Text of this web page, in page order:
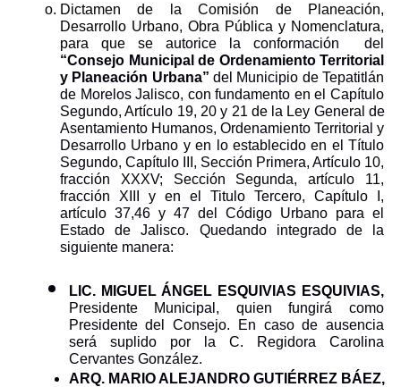
Dictamen de la Comisión de Planeación,
Desarrollo Urbano, Obra Pública y Nomenclatura,
para que se
“Consejo Municipal de Ordenamiento Territorial
y Planeación Urbana” del Municipio de Tepatitlán
de Morelos Jalisco, con fundamento en el Capítulo
Segundo, Artículo 19, 20 y 21 de la Ley General de
Asentamiento Humanos, Ordenamiento Territorial y
Desarrollo Urbano y en lo establecido en el Título
Segundo, Capítulo III, Sección Primera, Artículo 10,
fracción XXXV; Sección Segunda, artículo 11,
fracción XIII y en el Titulo Tercero, Capítulo I,
artículo 37,46 y 47 del Código Urbano para el
Estado de Jalisco. Quedando integrado de la
siguiente manera:
Presidente Municipal, quien fungirá como
Presidente del Consejo. En caso de ausencia
será suplido por la C. Regidora Carolina
Cervantes González.
ARQ. MARIO ALEJANDRO GUTIÉRREZ BÁEZ,